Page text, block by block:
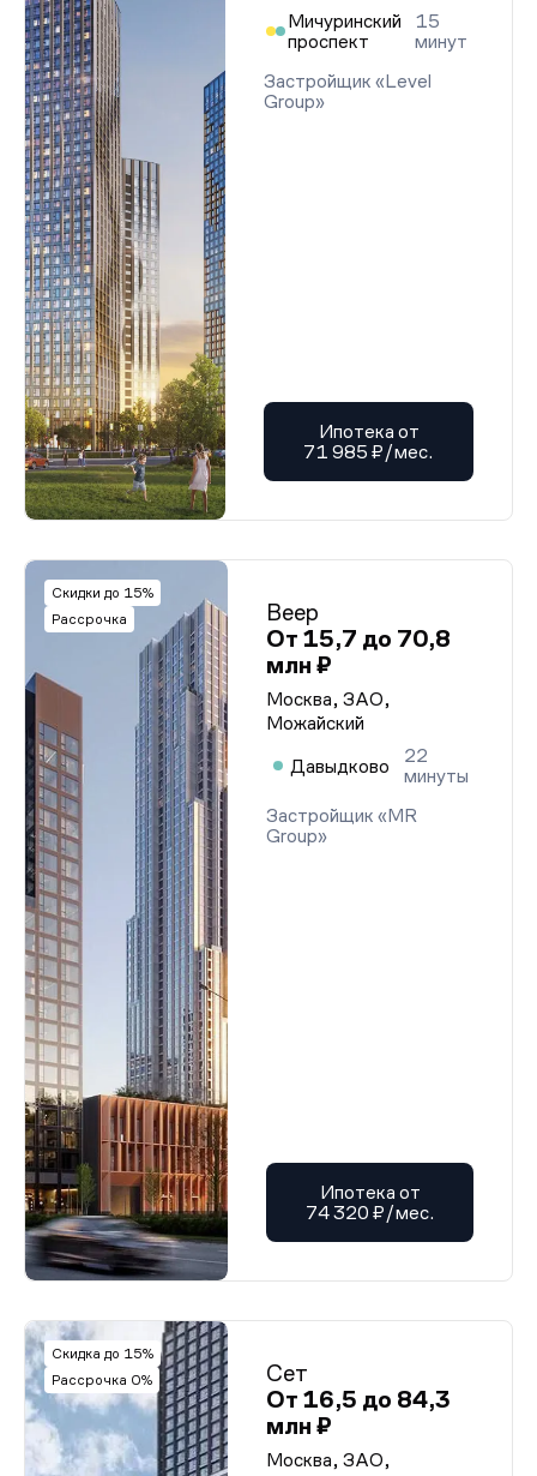
Мичуринский
проспект
15
минут
Застройщик «Level
Group»
Ипотека от
71 985 ₽/мес.
Скидки до 15%
Рассрочка
Веер
От 15,7 до 70,8
млн ₽
Москва, ЗАО,
Можайский
Давыдково
22
минуты
Застройщик «MR
Group»
Ипотека от
74 320 ₽/мес.
Скидка до 15%
Рассрочка 0%
Сет
От 16,5 до 84,3
млн ₽
Москва, ЗАО,